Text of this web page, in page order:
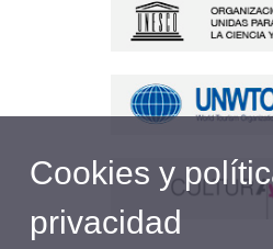
Cookies y
privacidad